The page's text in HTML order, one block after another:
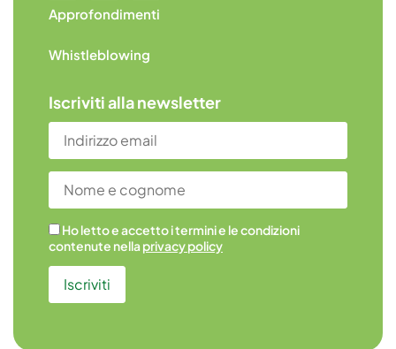
Approfondimenti
Whistleblowing
Iscriviti alla newsletter
Ho letto e accetto i termini e le condizioni
contenute nellaprivacy policy